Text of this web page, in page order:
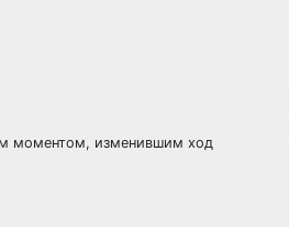
моментом, изменившим ход